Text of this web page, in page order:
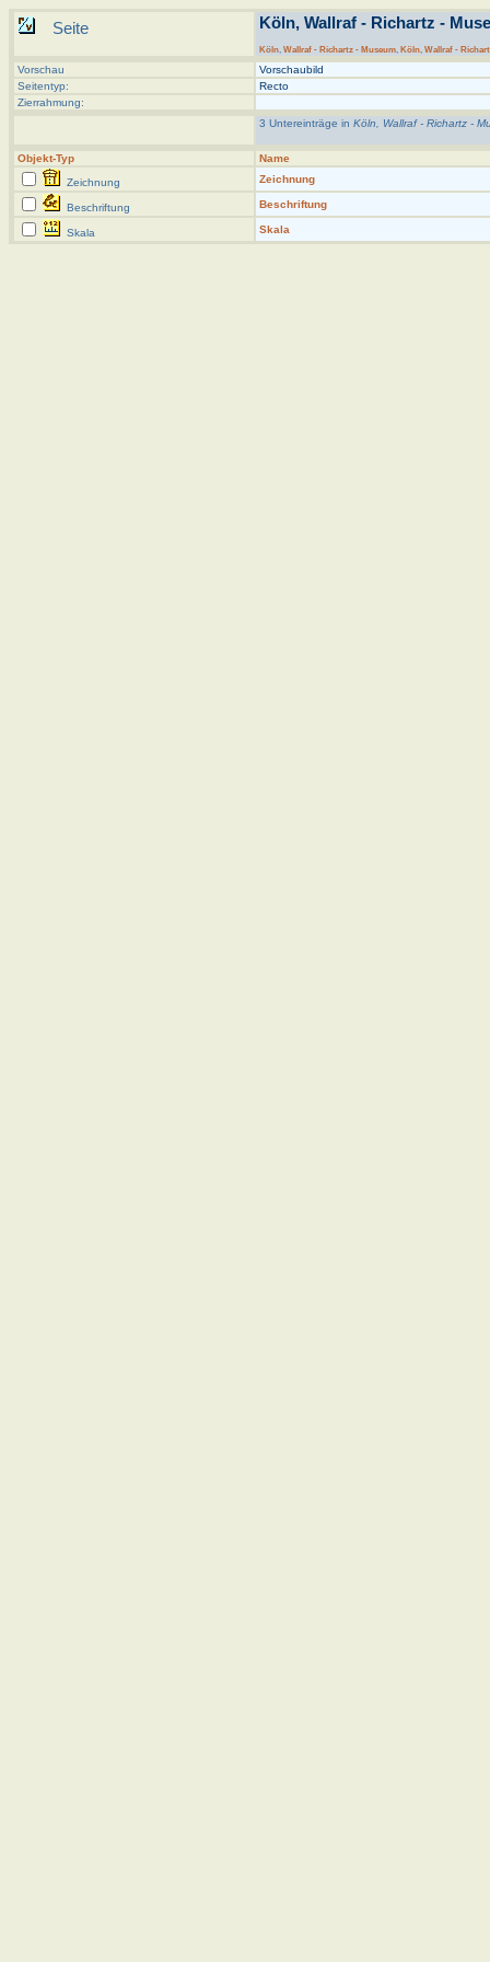
Seite Köln, Wallraf - Richartz -
Köln, Wallraf - Richartz - Museum, Köln, Wallraf -
Vorschau
Vorschaubild
Seitentyp:
Recto
Zierrahmung:
3 Untereinträge in Köln, Wallraf - Richartz -
Objekt-Typ
Name
Zeichnung
Zeichnung
Beschriftung Beschriftung
Skala Skala